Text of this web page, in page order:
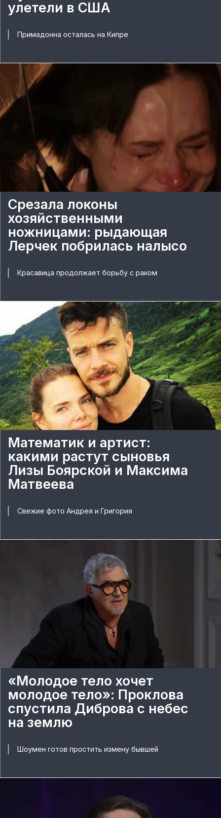
улетели в США
Примадонна осталась на Кипре
Срезала локоны
хозяйственными
ножницами: рыдающая
Лерчек побрилась налысо
Красавица продолжает борьбу с раком
Математик и артист:
какими растут сыновья
Лизы Боярской и Максима
Матвеева
Свежие фото Андрея и Григория
«Молодое тело хочет
молодое тело»: Проклова
спустила Диброва с небес
на землю
Шоумен готов простить измену бывшей